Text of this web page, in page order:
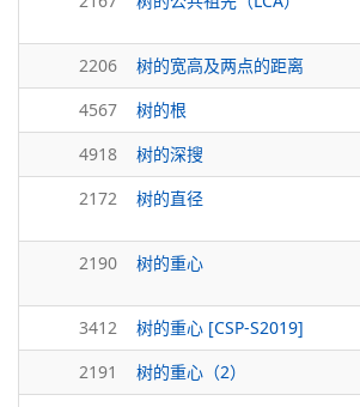
2206 树的宽高及两点的距离
4567 树的根
4918 树的深搜
2172 树的直径
2190 树的重心
3412 树的重心 [CSP-S2019]
2191 树的重心（2）